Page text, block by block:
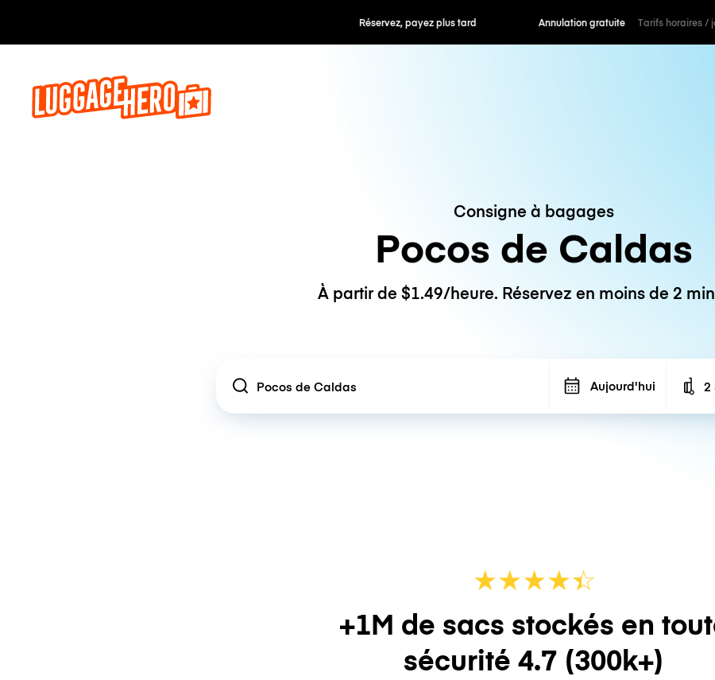
Réservez, payez plus tard Annulation gratuite Tarifs horaires /
Consigne à bagages
Pocos de Caldas
À partir de $1.49/heure. Réservez en moins de 2
Location Aujourd'hui 2
★★★★☆
★
+1M de sacs stockés en
sécurité 4.7 (300k+)